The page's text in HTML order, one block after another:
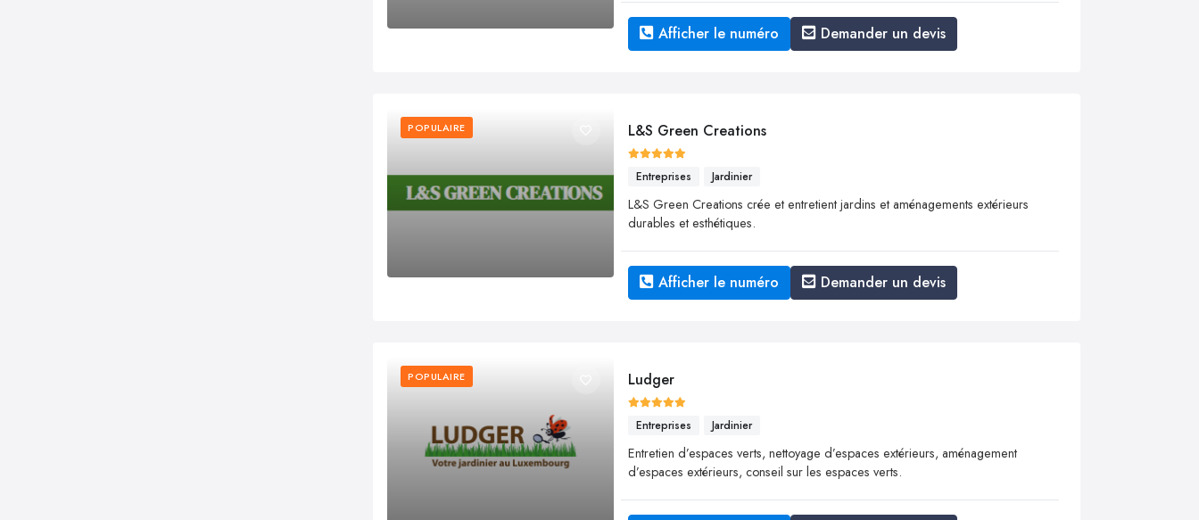
Afficher le numéro Demander un devis
POPULAIRE L&S Green Creations
Entreprises Jardinier
L&S Green Creations crée et entretient jardins et aménagements extérieurs
durables et esthétiques.
Afficher le numéro Demander un devis
POPULAIRE Ludger
Entreprises Jardinier
Entretien d’espaces verts, nettoyage d’espaces extérieurs, aménagement
d’espaces extérieurs, conseil sur les espaces verts.